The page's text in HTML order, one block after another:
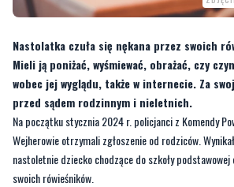
Mieli ją poniżać, wyśmiewać, obrażać, czy
przed sądem rodzinnym i nieletnich.
Na początku stycznia 2024 r. policjanci z Komendy
Wejherowie otrzymali zgłoszenie od rodziców.
nastoletnie dziecko chodzące do szkoły podstawowej
swoich rówieśników.
–Okazało się, żekilka osób z klasy jest niemiłych,
obraża osobę pokrzywdzoną. Osoby te nie tylko
dokuczały, ośmieszały ale także czyniły złośliwe